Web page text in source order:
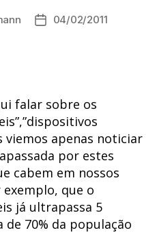
Data04/02/2011
falar sobre os
viemos apenas noticiar
por estes
cabem em nossos
que o
já ultrapassa 5
de 70% da população